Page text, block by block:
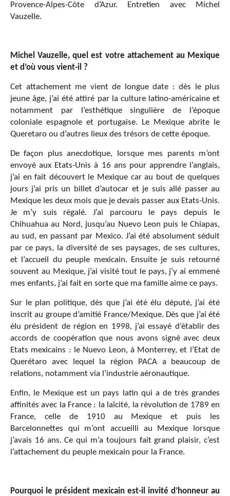
Provence-Alpes-Côte d’Azur. Entretien avec Michel
Vauzelle.
Michel Vauzelle, quel est votre attachement au Mexique
et d’où vous vient-il ?
Cet attachement me vient de longue date : dès le plus
jeune âge, j’ai été attiré par la culture latino-américaine et
notamment par l’esthétique singulière de l’époque
coloniale espagnole et portugaise. Le Mexique abrite le
Queretaro ou d’autres lieux des trésors de cette époque.
De façon plus anecdotique, lorsque mes parents m’ont
envoyé aux Etats-Unis à 16 ans pour apprendre l’anglais,
j’ai en fait découvert le Mexique car au bout de quelques
jours j’ai pris un billet d’autocar et je suis allé passer au
Mexique les deux mois que je devais passer aux Etats-Unis.
Je m’y suis régalé. J’ai parcouru le pays depuis le
Chihuahua au Nord, jusqu’au Nuevo Leon puis le Chiapas,
au sud, en passant par Mexico. J’ai été absolument séduit
par ce pays, la diversité de ses paysages, de ses cultures,
et l’accueil du peuple mexicain. Ensuite je suis retourné
souvent au Mexique, j’ai visité tout le pays, j’y ai emmené
mes enfants, j’ai fait en sorte que ma famille aime ce pays.
Sur le plan politique, dès que j’ai été élu député, j’ai été
inscrit au groupe d’amitié France/Mexique. Dès que j’ai été
élu président de région en 1998, j’ai essayé d’établir des
accords de coopération que nous avons signé avec deux
Etats mexicains : le Nuevo Leon, à Monterrey, et l’Etat de
Querétaro avec lequel la région PACA a beaucoup de
relations, notamment via l’industrie aéronautique.
Enfin, le Mexique est un pays latin qui a de très grandes
affinités avec la France : la laïcité, la révolution de 1789 en
France, celle de 1910 au Mexique et puis les
Barcelonnettes qui m’ont accueilli au Mexique lorsque
j’avais 16 ans. Ce qui m’a toujours fait grand plaisir, c’est
l’attachement du peuple mexicain pour la France.
Pourquoi le président mexicain est-il invité d’honneur au